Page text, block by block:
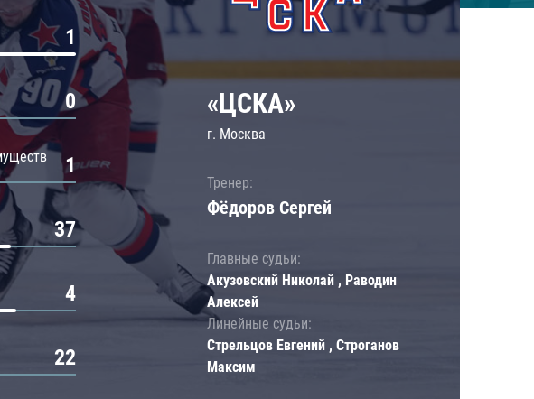
1
0
1
37
4
22
«ЦСКА»
г. Москва
Тренер:
Фёдоров Сергей
Главные судьи:
Акузовский Николай , Раводин
Алексей
Линейные судьи:
Стрельцов Евгений , Строганов
Максим